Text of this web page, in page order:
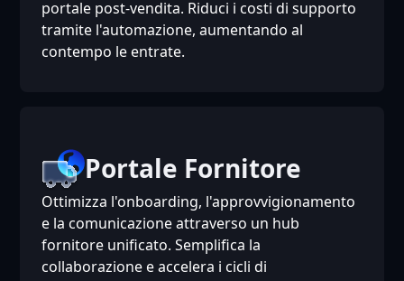
portale post-vendita. Riduci i costi di supporto
tramite l'automazione, aumentando al
contempo le entrate.
Portale Fornitore
Ottimizza l'onboarding, l'approvvigionamento
e la comunicazione attraverso un hub
fornitore unificato. Semplifica la
collaborazione e accelera i cicli di